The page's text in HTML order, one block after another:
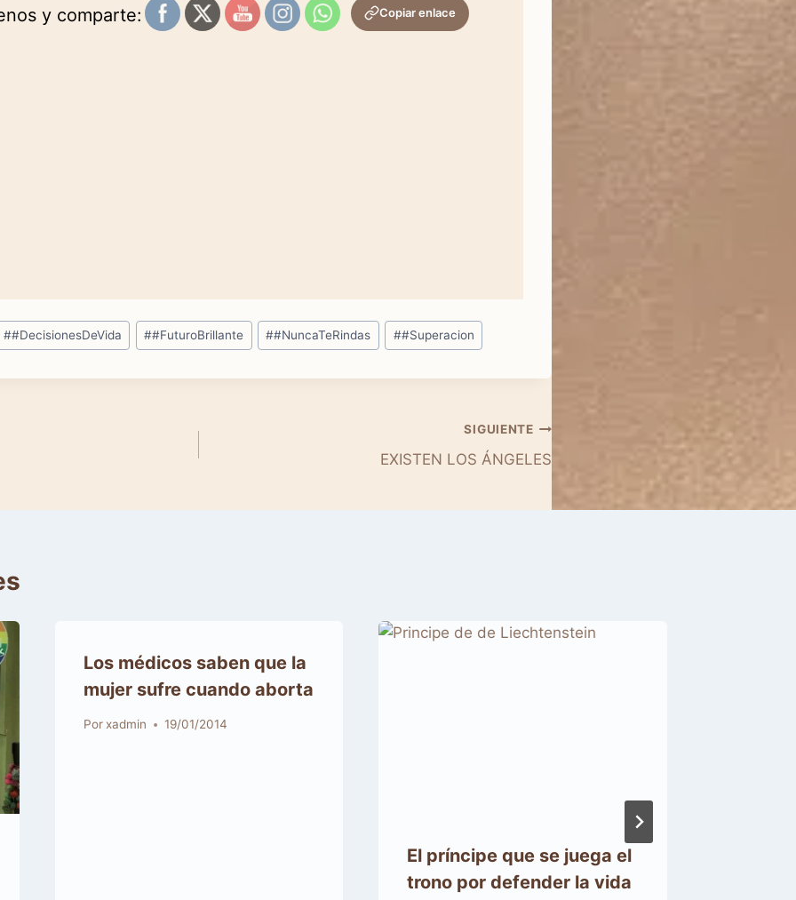
y comparte: Copiar enlace
##DecisionesDeVida ##FuturoBrillante ##NuncaTeRindas ##Superacion
SIGUIENTE
EXISTEN LOS ÁNGELES
Los médicos saben que la
mujer sufre cuando aborta
Por xadmin 19/01/2014
El príncipe que se juega el
trono por defender la vida